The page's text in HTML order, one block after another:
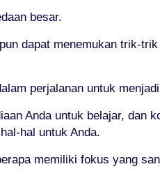
besar.
dapat menemukan trik-trik
perjalanan untuk
Anda untuk belajar, dan
hal untuk Anda.
memiliki fokus yang